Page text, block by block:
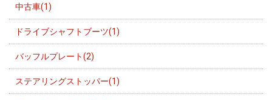
中古車(1)
ドライブシャフトブーツ(1)
バッフルプレート(2)
ステアリングストッパー(1)